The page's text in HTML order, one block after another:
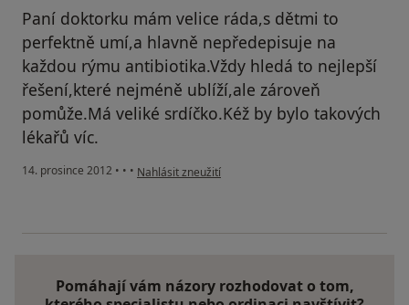
Paní doktorku mám velice ráda,s dětmi to
perfektně umí,a hlavně nepředepisuje na
každou rýmu antibiotika.Vždy hledá to nejlepší
řešení,které nejméně ublíží,ale zároveň
pomůže.Má veliké srdíčko.Kéž by bylo takových
lékařů víc.
14. prosince 2012 • • • podle názoru uživatele Váš účet byl odstraněn
Nahlásit zneužití
Pomáhají vám názory rozhodovat o tom,